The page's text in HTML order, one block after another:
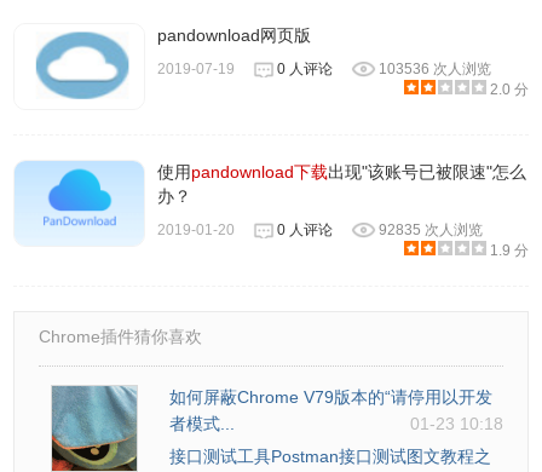
pandownload网页版
2019-07-19 0 人评论
103536 次人浏览
2.0 分
使用pandownload下载出现"该账号已被限速"怎么
办？
2019-01-20 0 人评论
92835 次人浏览
1.9 分
Chrome插件猜你喜欢
如何屏蔽Chrome V79版本的“请停用以开发
者模式...
01-23 10:18
接口测试工具Postman接口测试图文教程之